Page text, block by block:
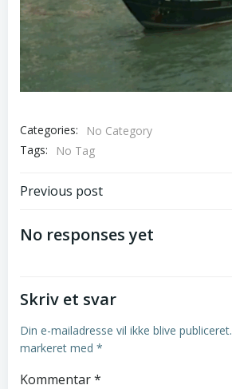
Categories:
No Category
Tags:
No Tag
Post
navigation
Previous post
No responses yet
Skriv et svar
Din e-mailadresse vil ikke blive publiceret.
markeret med *
Kommentar*